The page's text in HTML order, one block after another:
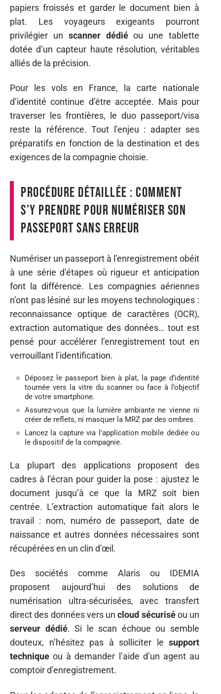
papiers froissés et garder le document bien à
plat. Les voyageurs exigeants pourront
privilégier un scanner dédiéou une tablette
dotée d’un capteur haute résolution, véritables
alliés de la précision.
Pour les vols en France, la carte nationale
d’identité continue d’être acceptée. Mais pour
traverser les frontières, le duo passeport/visa
reste la référence. Tout l’enjeu : adapter ses
préparatifs en fonction de la destination et des
exigences de la compagnie choisie.
Procédure détaillée : comment
s’y prendre pour numériser son
passeport sans erreur
Numériser un passeport à l’enregistrement obéit
à une série d’étapes où rigueur et anticipation
font la différence. Les compagnies aériennes
n’ont pas lésiné sur les moyens technologiques :
reconnaissance optique de caractères (OCR),
extraction automatique des données… tout est
pensé pour accélérer l’enregistrement tout en
verrouillant l’identification.
Déposez le passeport bien à plat, la page d’identité
tournée vers la vitre du scanner ou face à l’objectif
de votre smartphone.
Assurez-vous que la lumière ambiante ne vienne ni
créer de reflets, ni masquer la MRZ par des ombres.
Lancez la capture via l’application mobile dédiée ou
le dispositif de la compagnie.
La plupart des applications proposent des
cadres à l’écran pour guider la pose : ajustez le
document jusqu’à ce que la MRZ soit bien
centrée. L’extraction automatique fait alors le
travail : nom, numéro de passeport, date de
naissance et autres données nécessaires sont
récupérées en un clin d’œil.
Des sociétés comme Alaris ou IDEMIA
proposent aujourd’hui des solutions de
numérisation ultra-sécurisées, avec transfert
direct des données vers uncloud sécuriséou un
serveur dédié. Si le scan échoue ou semble
douteux, n’hésitez pas à solliciter le support
technique ou à demander l’aide d’un agent au
comptoir d’enregistrement.